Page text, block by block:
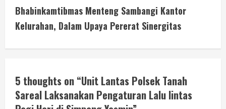
i
n
u
e
R
Bhabinkamtibmas Menteng Sambangi Kantor
Kelurahan, Dalam Upaya Pererat Sinergitas
5 thoughts on “Unit Lantas Polsek Tanah
Sareal Laksanakan Pengaturan Lalu lintas